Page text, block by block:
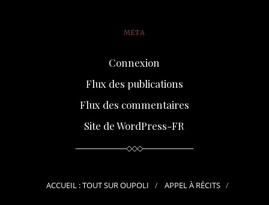
MÉTA
Connexion
Flux des publications
Flux des commentaires
Site de WordPress-FR
ACCUEIL : TOUT SUR OUPOLI APPEL À RÉCITS